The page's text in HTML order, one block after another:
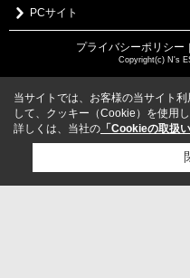
PCサイト
プライバシーポリシー
Copyright(c) N's
当サイトでは、お客様の当サイト
して、クッキー（Cookie）を使用し
詳しくは、当社の 「Cookieの取扱